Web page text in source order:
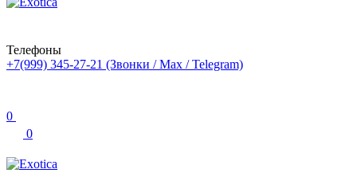
Телефоны
+7(999) 345-27-21 (Звонки / Max / Telegram)
0
0